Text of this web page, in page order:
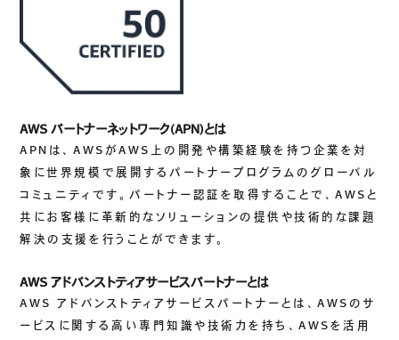
SDGsへの取り組み
コンプライアンス
労働情報の公開
COMPANY
会社情報
会社概要
ご挨拶
組織図
拠点一覧
DX推進
AWS パートナーネットワーク(APN)とは
APNは、AWSがAWS上の開発や構築経験を持つ企業を対
象に世界規模で展開するパートナープログラムのグローバル
コミュニティです。パートナー認証を取得することで、AWSと
共にお客様に革新的なソリューションの提供や技術的な課題
解決の支援を行うことができます。
AWS アドバンストティアサービスパートナーとは
AWS アドバンストティアサービスパートナーとは、AWSのサ
ービスに関する高い専門知識や技術力を持ち、AWSを活用